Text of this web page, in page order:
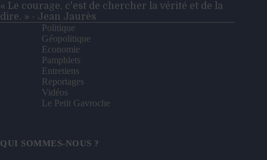
« Le courage, c'est de chercher la vérité et de la
dire. » - Jean Jaurès
Politique
Géopolitique
Economie
Pamphlets
Entretiens
Reportages
Vidéos
Le Petit Gavroche
QUI SOMMES-NOUS ?